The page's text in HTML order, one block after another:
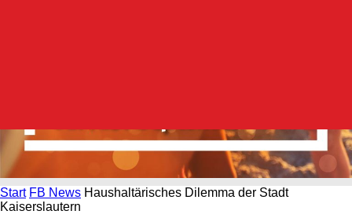
Start FB News Haushaltärisches Dilemma der Stadt
Kaiserslautern